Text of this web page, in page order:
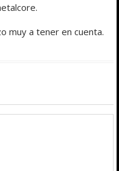
muy a tener en cuenta.